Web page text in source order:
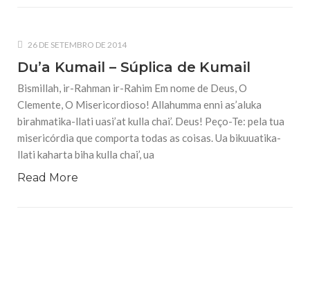
data em que relembramos o martírio do quarto Imam dos
(A.S.), conhecido por “Zein Al-Ábidin” (Formosura
3 DE JULHO DE 2014
Centro Islâmico no Brasil recebe o ex-
ministro das Relações Exteriores da
República Islâmica do Irã
Na noite da quinta-feira, 03 de Abril, o Centro Islâmico no
26 DE SETEMBRO DE 2014
Du’a Kumail – Súplica de Kumail
Bismillah, ir-Rahman ir-Rahim Em nome de Deus, O
Clemente, O Misericordioso! Allahumma enni as’aluka
birahmatika-llati uasi’at kulla chai’. Deus! Peço-Te: pela tua
misericórdia que comporta todas as coisas. Ua bikuuatika-
llati kaharta biha kulla chai’, ua
Read More